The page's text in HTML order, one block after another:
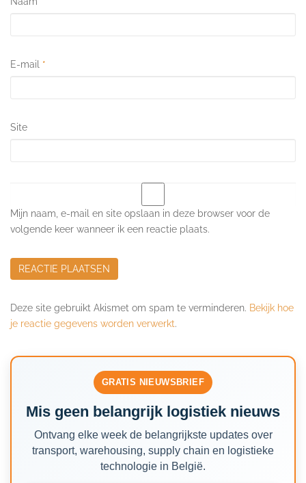
E-mail *
Site
Mijn naam, e-mail en site opslaan in deze browser voor de
volgende keer wanneer ik een reactie plaats.
Deze site gebruikt Akismet om spam te verminderen. Bekijk hoe
je reactie gegevens worden verwerkt.
GRATIS NIEUWSBRIEF
Mis geen belangrijk logistiek nieuws
Ontvang elke week de belangrijkste updates over
transport, warehousing, supply chain en logistieke
technologie in België.